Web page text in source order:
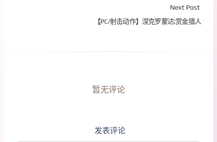
Next Post
【PC/射击动作】涅克罗蒙达:赏金猎人
暂无评论
发表评论